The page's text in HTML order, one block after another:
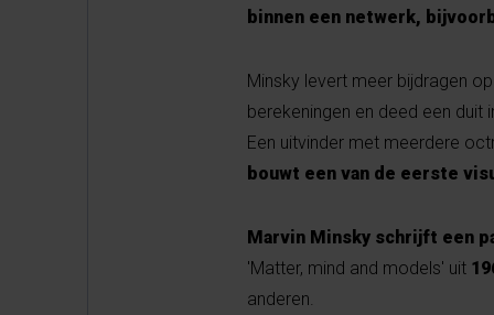
binnen een netwerk,
Minsky levert meer bijdragen
berekeningen en deed een duit
Een uitvinder met meerdere
bouwt een van de eerste
Marvin Minsky schrijft een
'Matter, mind and models' uit
anderen.